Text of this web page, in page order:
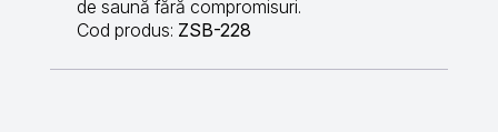
de saună fără compromisuri.
Cod produs: ZSB-228